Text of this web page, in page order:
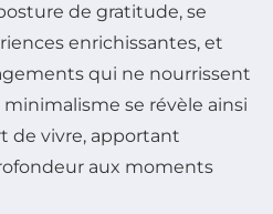
de gratitude, se
enrichissantes, et
qui ne nourrissent
se révèle ainsi
de vivre, apportant
aux moments